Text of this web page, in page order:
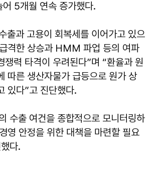
5개월 연속 증가했다.
출과 고용이 회복세를 이어가고 있으
격한 상승과 HMM 파업 등의 여파
쟁력 타격이 우려된다”며 “환율과 원
따른 생산자물가 급등으로 원가 상
있다”고 진단했다.
수출 여건을 종합적으로 모니터링하
영 안정을 위한 대책을 마련할 필요
다.